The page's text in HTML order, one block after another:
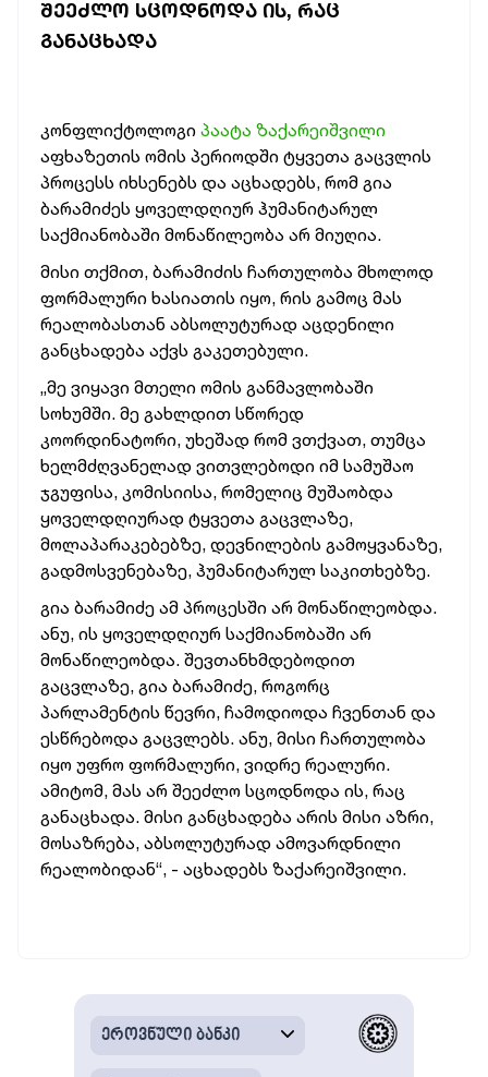
ᲨᲔᲔᲫᲚᲝ ᲡᲪᲝᲓᲜᲝᲓᲐ ᲘᲡ, ᲠᲐᲪ
ᲒᲐᲜᲐᲪᲮᲐᲓᲐ
კონფლიქტოლოგი პაატა ზაქარეიშვილი
აფხაზეთის ომის პერიოდში ტყვეთა გაცვლის
პროცესს იხსენებს და აცხადებს, რომ გია
ბარამიძეს ყოველდღიურ ჰუმანიტარულ
საქმიანობაში მონაწილეობა არ მიუღია.
მისი თქმით, ბარამიძის ჩართულობა მხოლოდ
ფორმალური ხასიათის იყო, რის გამოც მას
რეალობასთან აბსოლუტურად აცდენილი
განცხადება აქვს გაკეთებული.
„მე ვიყავი მთელი ომის განმავლობაში
სოხუმში. მე გახლდით სწორედ
კოორდინატორი, უხეშად რომ ვთქვათ, თუმცა
ხელმძღვანელად ვითვლებოდი იმ სამუშაო
ჯგუფისა, კომისიისა, რომელიც მუშაობდა
ყოველდღიურად ტყვეთა გაცვლაზე,
მოლაპარაკებებზე, დევნილების გამოყვანაზე,
გადმოსვენებაზე, ჰუმანიტარულ საკითხებზე.
გია ბარამიძე ამ პროცესში არ მონაწილეობდა.
ანუ, ის ყოველდღიურ საქმიანობაში არ
მონაწილეობდა. შევთანხმდებოდით
გაცვლაზე, გია ბარამიძე, როგორც
პარლამენტის წევრი, ჩამოდიოდა ჩვენთან და
ესწრებოდა გაცვლებს. ანუ, მისი ჩართულობა
იყო უფრო ფორმალური, ვიდრე რეალური.
ამიტომ, მას არ შეეძლო სცოდნოდა ის, რაც
განაცხადა. მისი განცხადება არის მისი აზრი,
მოსაზრება, აბსოლუტურად ამოვარდნილი
რეალობიდან“, - აცხადებს ზაქარეიშვილი.